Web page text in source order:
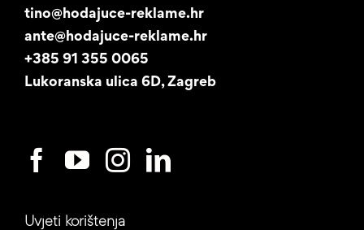
Studentski posao
tino@hodajuce-reklame.hr
ante@hodajuce-reklame.hr
+385 91 355 0065
Lukoranska ulica 6D, Zagreb
Uvjeti korištenja